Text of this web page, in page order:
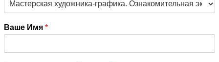
Ваше Имя *